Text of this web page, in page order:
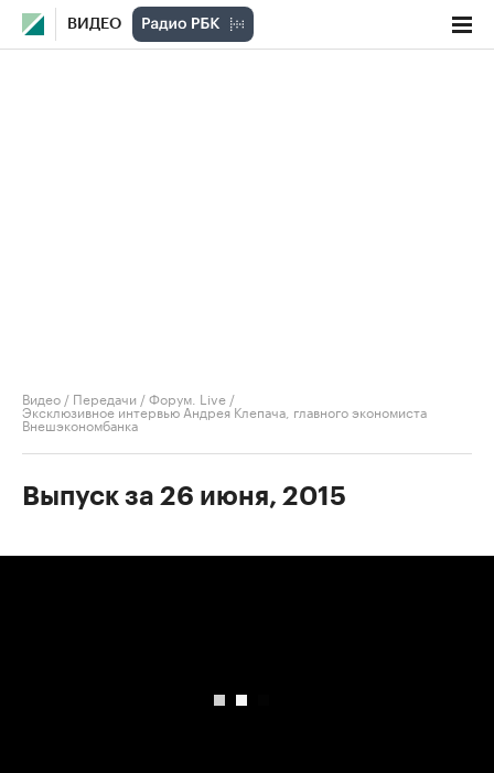
ВИДЕО
Видео / Передачи /Форум. Live /
Эксклюзивное интервью Андрея Клепача, главного экономиста
Внешэкономбанка
Выпуск за 26 июня, 2015